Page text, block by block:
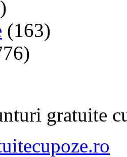
(163)
gratuite